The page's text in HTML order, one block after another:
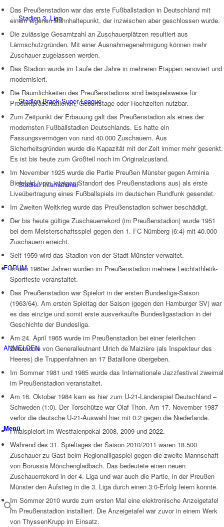
Stadien 3. Liga
Stadien Brack Super League
Stadien International
FORUM
ANMELDEN
Menü
Das Preußenstadion war das erste Fußballstadion in Deutschland mit
einem eigenen Bahnhaltepunkt, der inzwischen aber geschlossen wurde.
Die zulässige Gesamtzahl an Zuschauerplätzen resultiert aus
Lärmschutzgründen. Mit einer Ausnahmegenehmigung können mehr
Zuschauer zugelassen werden.
Das Stadion wurde im Laufe der Jahre in mehreren Etappen renoviert und
modernisiert.
Die Räumlichkeiten des Preußenstadions sind beispielsweise für
Produktpräsentationen, Geburtstage oder Hochzeiten nutzbar.
Zum Zeitpunkt der Erbauung galt das Preußenstadion als eines der
modernsten Fußballstadien Deutschlands. Es hatte ein
Fassungsvermögen von rund 40.000 Zuschauern. Aus
Sicherheitsgründen wurde die Kapazität mit der Zeit immer mehr gesenkt.
Es ist bis heute zum Großteil noch im Originalzustand.
Im November 1925 wurde die Partie Preußen Münster gegen Arminia
Bielefeld (vom jetzigen Standort des Preußenstadions aus) als erste
Liveübertragung eines Fußballspiels im deutschen Rundfunk gesendet.
Im Zweiten Weltkrieg wurde das Preußenstadion schwer beschädigt.
Der bis heute gültige Zuschauerrekord (im Preußenstadion) wurde 1951
bei dem Meisterschaftsspiel gegen den 1. FC Nürnberg (6:4) mit 40.000
Zuschauern erreicht.
Seit 1959 wird das Stadion von der Stadt Münster verwaltet.
In den 1960er Jahren wurden im Preußenstadion mehrere Leichtathletik-
Sportfeste veranstaltet.
Das Preußenstadion war Spielort in der ersten Bundesliga-Saison
(1963/64). Am ersten Spieltag der Saison (gegen den Hamburger SV) war
es das einzige und somit erste ausverkaufte Bundesligastadion in der
Geschichte der Bundesliga.
Am 24. April 1965 wurde im Preußenstadion bei einer feierlichen
Zeremonie von Generalleutnant Ulrich de Maizière (als Inspekteur des
Heeres) die Truppenfahnen an 17 Bataillone übergeben.
Im Sommer 1981 und 1985 wurde das Internationale Jazzfestival zweimal
im Preußenstadion veranstaltet.
Am 16. Oktober 1984 kam es hier zum U-21-Länderspiel Deutschland –
Schweden (1:0). Der Torschütze war Olaf Thon. Am 17. November 1987
verlor die deutsche U-21-Auswahl hier mit 0:2 gegen die Niederlande.
Finalspielort im Westfalenpokal 2008, 2009 und 2022.
Während des 31. Spieltages der Saison 2010/2011 waren 18.500
Zuschauer zu Gast beim Regionalligaspiel gegen die zweite Mannschaft
von Borussia Mönchengladbach. Das bedeutete einen neuen
Zuschauerrekord in der 4. Liga und war auch die Partie, in der Preußen
Münster den Aufstieg in die 3. Liga durch einen 3:0-Erfolg feiern konnte.
Im Sommer 2010 wurde zum ersten Mal eine elektronische Anzeigetafel
im Preußenstadion installiert. Die Anzeigetafel war zuvor in einem Werk
von ThyssenKrupp im Einsatz.